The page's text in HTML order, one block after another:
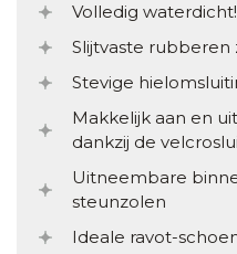
Volledig waterdicht!
Slijtvaste rubberen
Stevige
Makkelijk aan en
dankzij de
Uitneembare
steunzolen
Ideale ravot-